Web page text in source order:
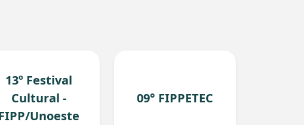
13º Festival
Cultural -
Unoeste
09° FIPPETEC